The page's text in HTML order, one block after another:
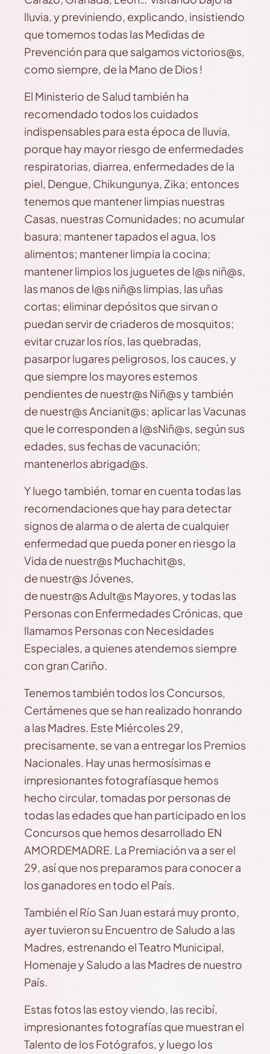
lluvia, y previniendo, explicando, insistiendo
que tomemos todas las Medidas de
Prevención para que salgamos victorios@s,
como siempre, de la Mano de Dios !
El Ministerio de Salud también ha
recomendado todos los cuidados
indispensables para esta época de lluvia,
porque hay mayor riesgo de enfermedades
respiratorias, diarrea, enfermedades de la
piel, Dengue, Chikungunya, Zika; entonces
tenemos que mantener limpias nuestras
Casas, nuestras Comunidades; no acumular
basura; mantener tapados el agua, los
alimentos; mantener limpia la cocina;
mantener limpios los juguetes de l@s niñ@s,
las manos de l@s niñ@s limpias, las uñas
cortas; eliminar depósitos que sirvan o
puedan servir de criaderos de mosquitos;
evitar cruzar los ríos, las quebradas,
pasarpor lugares peligrosos, los cauces, y
que siempre los mayores estemos
pendientes de nuestr@s Niñ@s y también
de nuestr@s Ancianit@s; aplicar las Vacunas
que le corresponden a l@sNiñ@s, según sus
edades, sus fechas de vacunación;
mantenerlos abrigad@s.
Y luego también, tomar en cuenta todas las
recomendaciones que hay para detectar
signos de alarma o de alerta de cualquier
enfermedad que pueda poner en riesgo la
Vida de nuestr@s Muchachit@s,
de nuestr@s Jóvenes,
de nuestr@s Adult@s Mayores, y todas las
Personas con Enfermedades Crónicas, que
llamamos Personas con Necesidades
Especiales, a quienes atendemos siempre
con gran Cariño.
Tenemos también todos los Concursos,
Certámenes que se han realizado honrando
a las Madres. Este Miércoles 29,
precisamente, se van a entregar los Premios
Nacionales. Hay unas hermosísimas e
impresionantes fotografíasque hemos
hecho circular, tomadas por personas de
todas las edades que han participado en los
Concursos que hemos desarrollado EN
AMORDEMADRE. La Premiación va a ser el
29, así que nos preparamos para conocer a
los ganadores en todo el País.
También el Río San Juan estará muy pronto,
ayer tuvieron su Encuentro de Saludo a las
Madres, estrenando el Teatro Municipal,
Homenaje y Saludo a las Madres de nuestro
País.
Estas fotos las estoy viendo, las recibí,
impresionantes fotografías que muestran el
Talento de los Fotógrafos, y luego los